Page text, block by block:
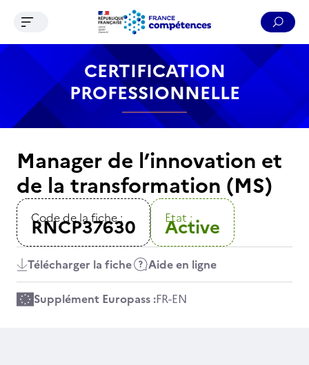
Contenu Recherche Menu Pied de page
Ouvrir le menu de navigation
CERTIFICATION
PROFESSIONNELLE
Manager de l’innovation et
de la transformation (MS)
Code de la fiche :
RNCP37630 Etat :
Active
Télécharger la fiche Aide en ligne
Supplément Europass :FR-EN